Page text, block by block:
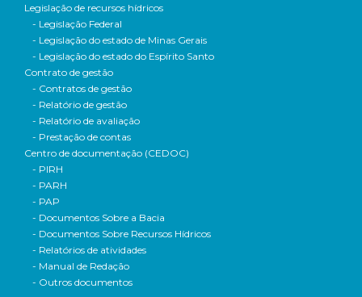
Legislação de recursos hídricos
- Legislação Federal
- Legislação do estado de Minas Gerais
- Legislação do estado do Espírito Santo
Contrato de gestão
- Contratos de gestão
- Relatório de gestão
- Relatório de avaliação
- Prestação de contas
Centro de documentação (CEDOC)
- PIRH
- PARH
- PAP
- Documentos Sobre a Bacia
- Documentos Sobre Recursos Hídricos
- Relatórios de atividades
- Manual de Redação
- Outros documentos